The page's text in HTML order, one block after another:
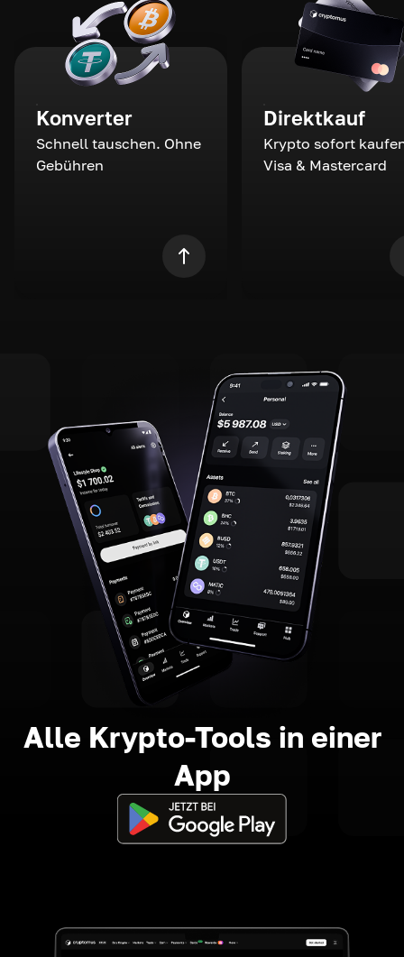
Konverter
Schnell tauschen. Ohne
Gebühren
Direktkauf
Krypto sofort
Visa & Mastercard
Alle Krypto-Tools in einer
App